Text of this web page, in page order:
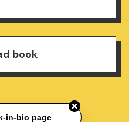
book
in-bio page